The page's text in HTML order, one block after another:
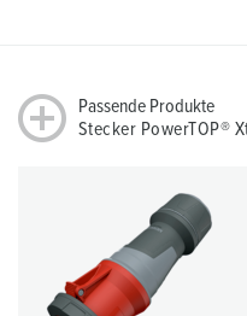
Passende Produkte
Stecker PowerTOP®